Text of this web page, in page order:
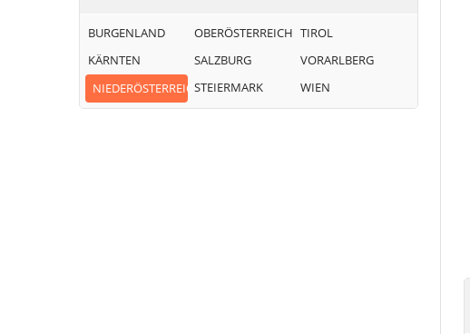
BURGENLAND
KÄRNTEN
NIEDERÖSTERREICH
OBERÖSTERREICH
SALZBURG
STEIERMARK
TIROL
VORARLBERG
WIEN